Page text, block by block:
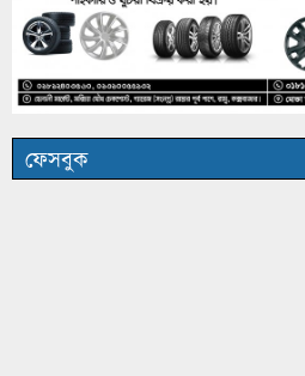
ফেসবুক